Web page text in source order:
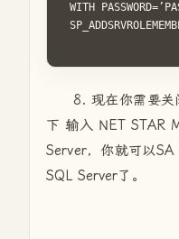
WITH
8. 现在你需要关
下 输入 NET STAR
Server，你就可以
SQL Server了。